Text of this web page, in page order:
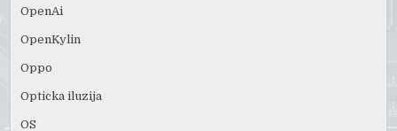
OpenAi
OpenKylin
Oppo
Opticka iluzija
OS